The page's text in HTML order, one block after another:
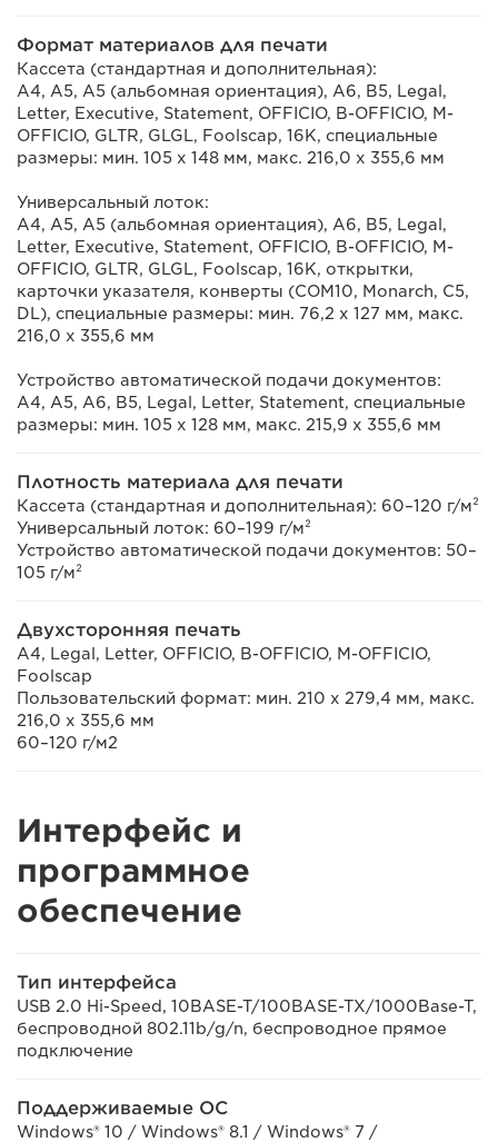
Формат материалов для печати
Кассета (стандартная и дополнительная):
A4, A5, A5 (альбомная ориентация), A6, B5, Legal,
Letter, Executive, Statement, OFFICIO, B-OFFICIO, M-
OFFICIO, GLTR, GLGL, Foolscap, 16K, специальные
размеры: мин. 105 х 148 мм, макс. 216,0 х 355,6 мм
Универсальный лоток:
A4, A5, A5 (альбомная ориентация), A6, B5, Legal,
Letter, Executive, Statement, OFFICIO, B-OFFICIO, M-
OFFICIO, GLTR, GLGL, Foolscap, 16K, открытки,
карточки указателя, конверты (COM10, Monarch, C5,
DL), специальные размеры: мин. 76,2 x 127 мм, макс.
216,0 х 355,6 мм
Устройство автоматической подачи документов:
A4, A5, A6, B5, Legal, Letter, Statement, специальные
размеры: мин. 105 x 128 мм, макс. 215,9 x 355,6 мм
Плотность материала для печати
Кассета (стандартная и дополнительная): 60–120 г/м²
Универсальный лоток: 60–199 г/м²
Устройство автоматической подачи документов: 50–
105 г/м²
Двухсторонняя печать
A4, Legal, Letter, OFFICIO, B-OFFICIO, M-OFFICIO,
Foolscap
Пользовательский формат: мин. 210 x 279,4 мм, макс.
216,0 х 355,6 мм
60–120 г/м2
Интерфейс и
программное
обеспечение
Тип интерфейса
USB 2.0 Hi-Speed, 10BASE-T/100BASE-TX/1000Base-T,
беспроводной 802.11b/g/n, беспроводное прямое
подключение
Поддерживаемые ОС
Windows® 10 / Windows® 8.1 / Windows® 7 /